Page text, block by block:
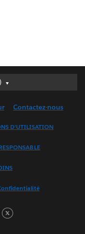
Contactez-nous
D’UTILISATION